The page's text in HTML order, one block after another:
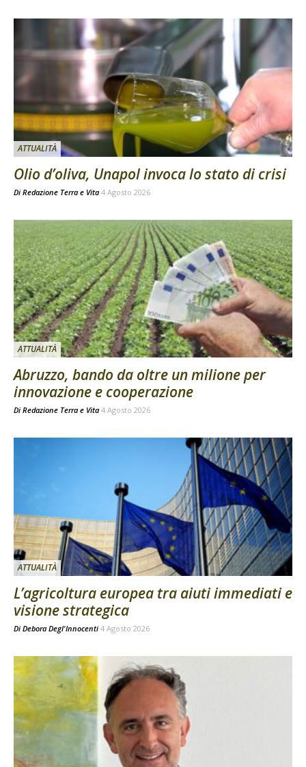
ATTUALITÀ
Olio d’oliva, Unapol invoca lo stato di crisi
Di Redazione Terra e Vita 4 Agosto 2026
ATTUALITÀ
Abruzzo, bando da oltre un milione per
innovazione e cooperazione
Di Redazione Terra e Vita 4 Agosto 2026
ATTUALITÀ
L’agricoltura europea tra aiuti immediati e
visione strategica
Di Debora Degl'Innocenti 4 Agosto 2026